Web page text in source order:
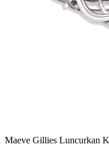
Maeve Gillies Luncurkan